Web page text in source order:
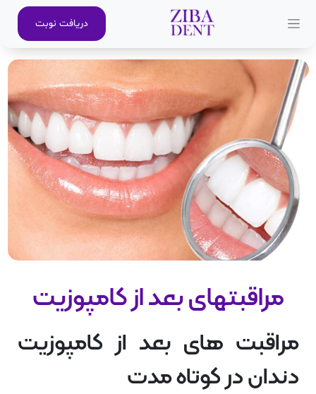
دریافت نوبت
مراقبتهای بعد از کامپوزیت
مراقبت های بعد از کامپوزیت
دندان در کوتاه مدت